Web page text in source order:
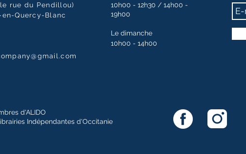
rue du Pendillou)
Quercy-Blanc
10h00 - 12h30 / 14h00 -
19h00
Le dimanche
10h00 - 14h00
d'ALIDO
Indépendantes d'Occitanie